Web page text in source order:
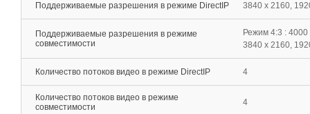
Поддерживаемые разрешения в режиме DirectIP 3840 x 2160,
Поддерживаемые разрешения в режиме
совместимости
Режим 4:3 :
3840 x 2160,
Количество потоков видео в режиме DirectIP 4
Количество потоков видео в режиме
совместимости
4